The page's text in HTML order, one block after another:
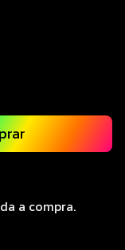
a compra.